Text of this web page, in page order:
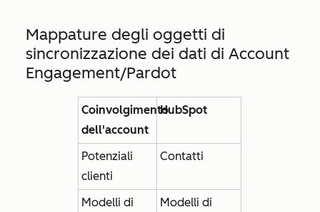
Mappature degli oggetti di
sincronizzazione dei dati di Account
Engagement/Pardot
Coinvolgimento
dell'account
HubSpot
Potenziali
clienti
Contatti
Modelli di
Modelli di